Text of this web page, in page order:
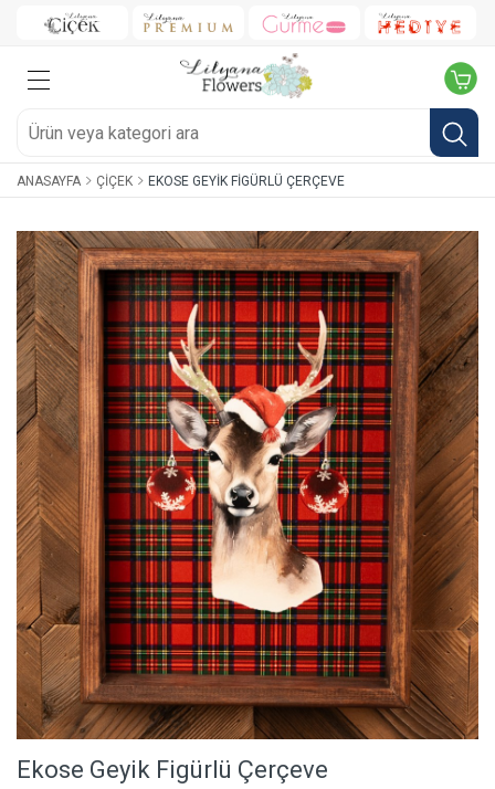
ANASAYFA ÇIÇEK EKOSE GEYIK FIGÜRLÜ ÇERÇEVE
Ekose Geyik Figürlü Çerçeve